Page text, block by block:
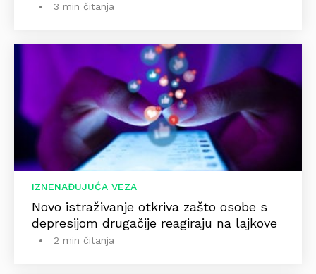
3 min čitanja
IZNENAĐUJUĆA VEZA
Novo istraživanje otkriva zašto osobe s
depresijom drugačije reagiraju na lajkove
2 min čitanja